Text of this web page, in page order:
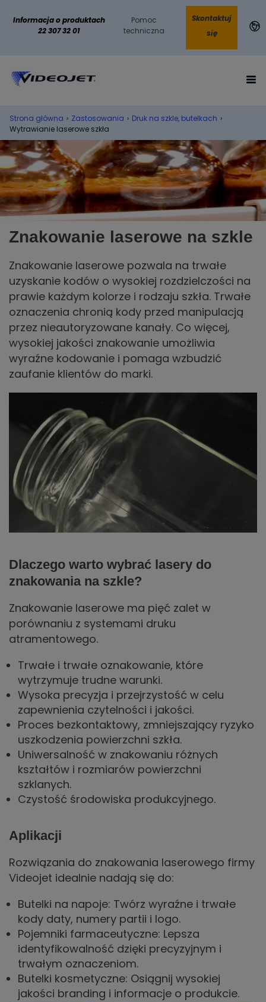
Informacja o produktach
22 307 32 01
Pomoc
techniczna
Skontaktuj
się
Strona główna › Zastosowania › Druk na szkle, butelkach ›
Wytrawianie laserowe szkła
Znakowanie laserowe na szkle
Znakowanie laserowe pozwala na trwałe
uzyskanie kodów o wysokiej rozdzielczości na
prawie każdym kolorze i rodzaju szkła. Trwałe
oznaczenia chronią kody przed manipulacją
przez nieautoryzowane kanały. Co więcej,
wysokiej jakości znakowanie umożliwia
wyraźne kodowanie i pomaga wzbudzić
zaufanie klientów do marki.
Dlaczego warto wybrać lasery do
znakowania na szkle?
Znakowanie laserowe ma pięć zalet w
porównaniu z systemami druku
atramentowego.
Trwałe i trwałe oznakowanie, które
wytrzymuje trudne warunki.
Wysoka precyzja i przejrzystość w celu
zapewnienia czytelności i jakości.
Proces bezkontaktowy, zmniejszający ryzyko
uszkodzenia powierzchni szkła.
Uniwersalność w znakowaniu różnych
kształtów i rozmiarów powierzchni
szklanych.
Czystość środowiska produkcyjnego.
Aplikacji
Rozwiązania do znakowania laserowego firmy
Videojet idealnie nadają się do:
Butelki na napoje: Twórz wyraźne i trwałe
kody daty, numery partii i logo.
Pojemniki farmaceutyczne: Lepsza
identyfikowalność dzięki precyzyjnym i
trwałym oznaczeniom.
Butelki kosmetyczne: Osiągnij wysokiej
jakości branding i informacje o produkcie.